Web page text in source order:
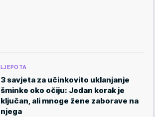
LJEPOTA
3 savjeta za učinkovito uklanjanje
šminke oko očiju: Jedan korak je
ključan, ali mnoge žene zaborave na
njega